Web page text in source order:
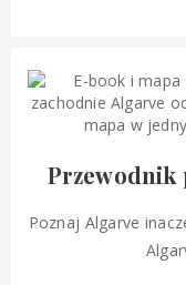
Przewodnik
Poznaj Algarve